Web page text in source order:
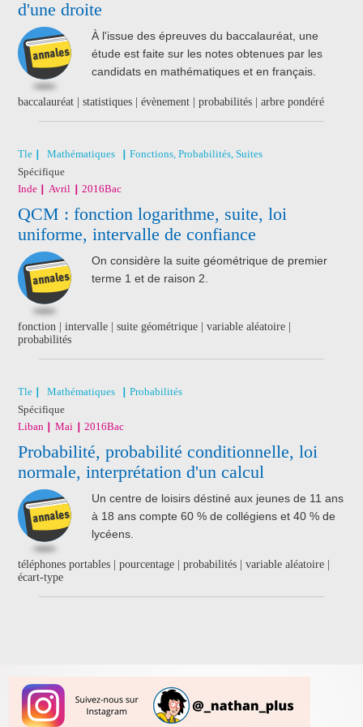
d'une droite
À l'issue des épreuves du baccalauréat, une
étude est faite sur les notes obtenues par les
candidats en mathématiques et en français.
baccalauréat | statistiques | évènement | probabilités | arbre pondéré
Tle Mathématiques
Fonctions, Probabilités, Suites
Spécifique
Inde
Avril 2016Bac
QCM : fonction logarithme, suite, loi
uniforme, intervalle de confiance
On considère la suite géométrique de premier
terme 1 et de raison 2.
fonction | intervalle | suite géométrique | variable aléatoire |
probabilités
Tle Mathématiques
Probabilités
Spécifique
Liban
Mai 2016Bac
Probabilité, probabilité conditionnelle, loi
normale, interprétation d'un calcul
Un centre de loisirs déstiné aux jeunes de 11 ans
à 18 ans compte 60 % de collégiens et 40 % de
lycéens.
téléphones portables | pourcentage | probabilités | variable aléatoire |
écart-type